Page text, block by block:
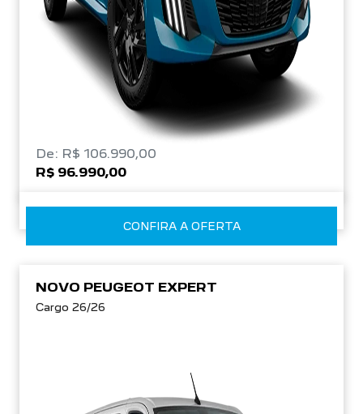
De: R$ 106.990,00
R$ 96.990,00
CONFIRA A OFERTA
NOVO PEUGEOT EXPERT
Cargo 26/26